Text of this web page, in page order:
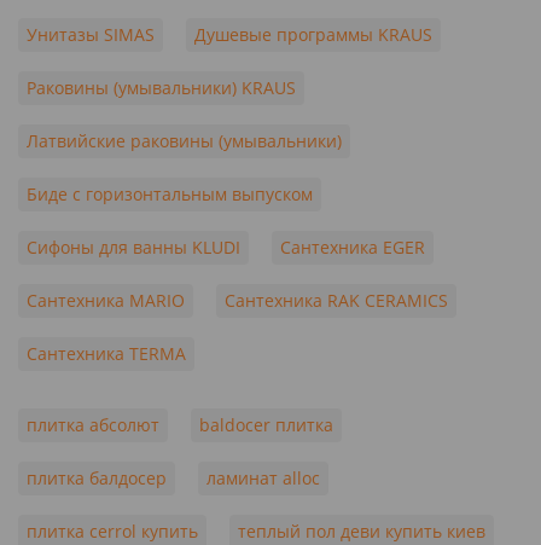
Унитазы SIMAS Душевые программы KRAUS
Раковины (умывальники) KRAUS
Латвийские раковины (умывальники)
Биде с горизонтальным выпуском
Сифоны для ванны KLUDI Сантехника EGER
Сантехника MARIO Сантехника RAK CERAMICS
Сантехника TERMA
плитка абсолют baldocer плитка
плитка балдосер ламинат alloc
плитка cerrol купить теплый пол деви купить киев